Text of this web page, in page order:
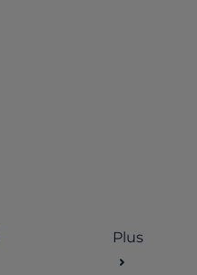
Plus